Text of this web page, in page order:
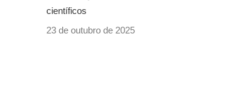
científicos
23 de outubro de 2025